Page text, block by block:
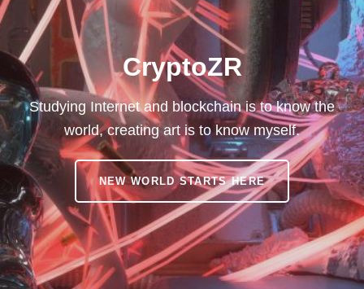
CryptoZR
Studying Internet and blockchain is to know the
world, creating art is to know myself.
NEW WORLD STARTS HERECRYPTOZR